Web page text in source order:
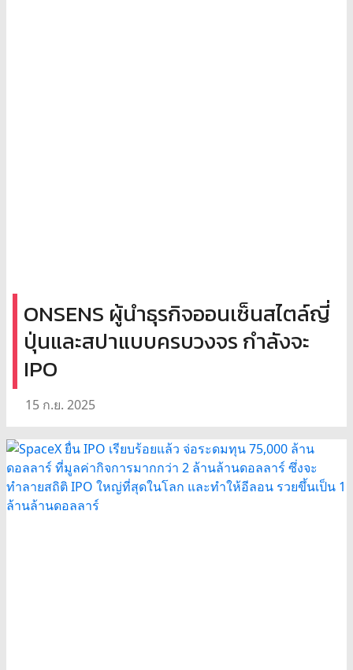
ONSENS ผู้นำธุรกิจออนเซ็นสไตล์ญี่
ปุ่นและสปาแบบครบวงจร กำลังจะ
IPO
15 ก.ย. 2025